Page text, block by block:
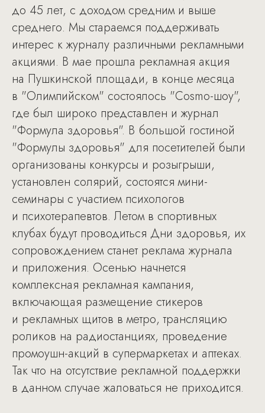
до 45 лет, с доходом средним и выше
среднего. Мы стараемся поддерживать
интерес к журналу различными рекламными
акциями. В мае прошла рекламная акция
на Пушкинской площади, в конце месяца
в "Олимпийском" состоялось "Cosmo-шоу",
где был широко представлен и журнал
"Формула здоровья". В большой гостиной
"Формулы здоровья" для посетителей были
организованы конкурсы и розыгрыши,
установлен солярий, состоятся мини-
семинары с участием психологов
и психотерапевтов. Летом в спортивных
клубах будут проводиться Дни здоровья, их
сопровождением станет реклама журнала
и приложения. Осенью начнется
комплексная рекламная кампания,
включающая размещение стикеров
и рекламных щитов в метро, трансляцию
роликов на радиостанциях, проведение
промоушн-акций в супермаркетах и аптеках.
Так что на отсутствие рекламной поддержки
в данном случае жаловаться не приходится.